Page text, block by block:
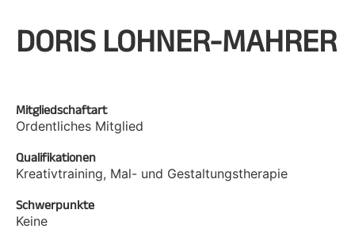
DORIS LOHNER-MAHRER
Mitgliedschaftart
Ordentliches Mitglied
Qualifikationen
Kreativtraining, Mal- und Gestaltungstherapie
Schwerpunkte
Keine